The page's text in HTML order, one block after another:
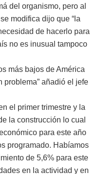
del organismo, pero al
modifica dijo que “la
de hacerlo para
no es inusual tampoco
más bajos de América
problema” añadió el jefe
el primer trimestre y la
la construcción lo cual
para este año
programado. Habíamos
de 5,6% para este
en la actividad y en